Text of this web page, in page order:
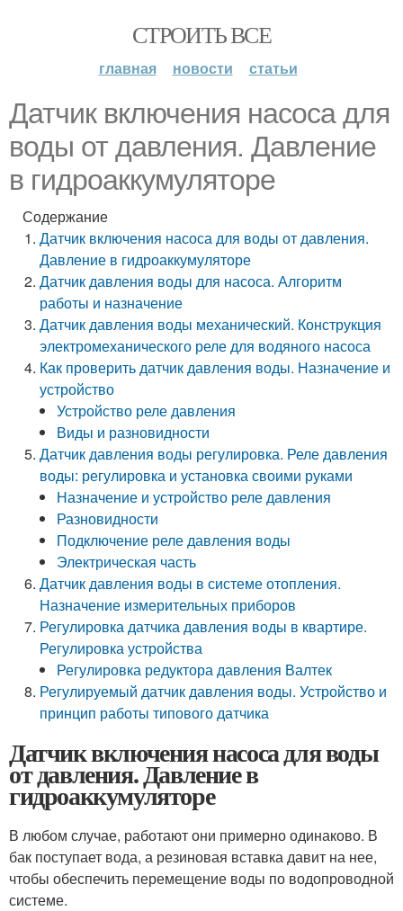
СТРОИТЬ ВСЕ
главная новости статьи
Датчик включения насоса для
воды от давления. Давление
в гидроаккумуляторе
Содержание
Датчик включения насоса для воды от давления.
Давление в гидроаккумуляторе
Датчик давления воды для насоса. Алгоритм
работы и назначение
Датчик давления воды механический. Конструкция
электромеханического реле для водяного насоса
Как проверить датчик давления воды. Назначение и
устройство
Устройство реле давления
Виды и разновидности
Датчик давления воды регулировка. Реле давления
воды: регулировка и установка своими руками
Назначение и устройство реле давления
Разновидности
Подключение реле давления воды
Электрическая часть
Датчик давления воды в системе отопления.
Назначение измерительных приборов
Регулировка датчика давления воды в квартире.
Регулировка устройства
Регулировка редуктора давления Валтек
Регулируемый датчик давления воды. Устройство и
принцип работы типового датчика
Датчик включения насоса для воды
от давления. Давление в
гидроаккумуляторе
В любом случае, работают они примерно одинаково. В
бак поступает вода, а резиновая вставка давит на нее,
чтобы обеспечить перемещение воды по водопроводной
системе.